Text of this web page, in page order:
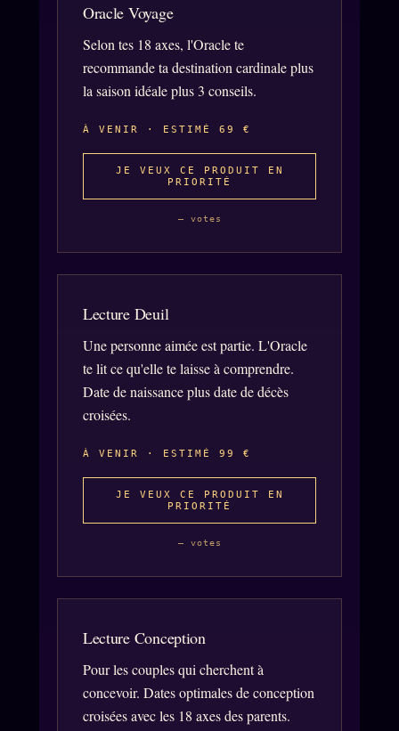
Oracle Voyage
Selon tes 18 axes, l'Oracle te
recommande ta destination cardinale plus
la saison idéale plus 3 conseils.
À VENIR · ESTIMÉ 69 €
JE VEUX CE PRODUIT EN
PRIORITÉ
— votes
Lecture Deuil
Une personne aimée est partie. L'Oracle
te lit ce qu'elle te laisse à comprendre.
Date de naissance plus date de décès
croisées.
À VENIR · ESTIMÉ 99 €
JE VEUX CE PRODUIT EN
PRIORITÉ
— votes
Lecture Conception
Pour les couples qui cherchent à
concevoir. Dates optimales de conception
croisées avec les 18 axes des parents.